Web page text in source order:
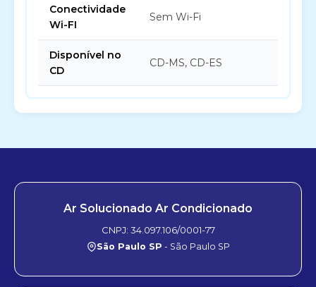
Conectividade
Wi-FI
Sem Wi-Fi
Disponível no
CD
CD-MS, CD-ES
Ar Solucionado Ar Condicionado
CNPJ: 34.097.106/0001-77
São Paulo SP - São Paulo SP